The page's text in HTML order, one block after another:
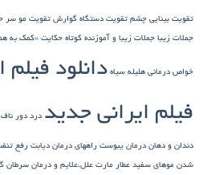
تقویت بینایی چشم تقویت دستگاه گوارش تقویت مو سر
جملات زیبا جملات زیبا و آموزنده کوتاه حکایت «کمک به
خواص درمانی هلیله سیاه دانلود فیلم
فیلم ایرانی جدید درد دور
دندان و دهان درمان یبوست راههای درمان دیابت رفع
شدن موهای سفید عطار مارت علل،علایم و درمان سرطان